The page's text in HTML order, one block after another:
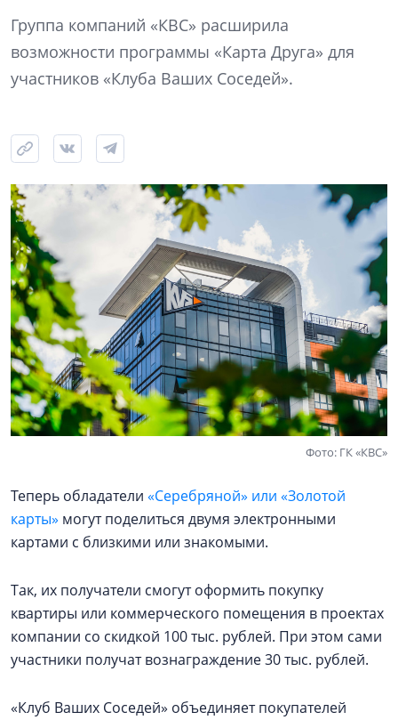
Группа компаний «КВС» расширила
возможности программы «Карта Друга» для
участников «Клуба Ваших Соседей».
Фото: ГК «КВС»
Теперь обладатели «Серебряной» или «Золотой
карты» могут поделиться двумя электронными
картами с близкими или знакомыми.
Так, их получатели смогут оформить покупку
квартиры или коммерческого помещения в проектах
компании со скидкой 100 тыс. рублей. При этом сами
участники получат вознаграждение 30 тыс. рублей.
«Клуб Ваших Соседей» объединяет покупателей